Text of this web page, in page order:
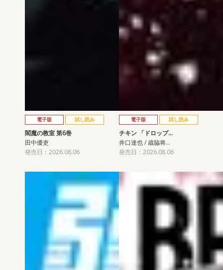
電子版 試し読み
閻魔の教室 第6巻
田中優吏
発売日：2026.08.06
電子版 試し読み
チキン 「ドロップ…
井口達也 / 歳脇将…
発売日：2026.08.06